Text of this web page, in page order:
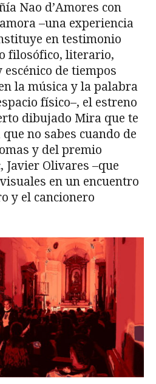
Nao d’Amores con
–una experiencia
en testimonio
filosófico, literario,
de tiempos
la música y la palabra
físico–, el estreno
dibujado Mira que te
no sabes cuando de
y del premio
Javier Olivares –que
en un encuentro
y el cancionero